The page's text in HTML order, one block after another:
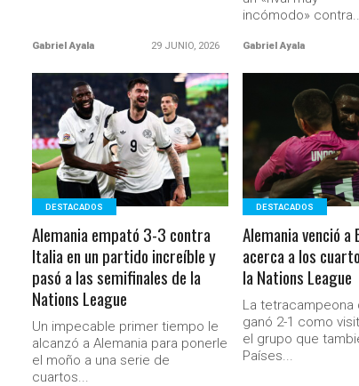
Gabriel Ayala 29 JUNIO, 2026
incómodo»
Gabriel Ayala
LEER MÁS
DESTACADOS
Alemania empató 3-3 contra
Italia en un partido increíble y
pasó a las semifinales de la
Nations League
Un impecable primer tiempo le
alcanzó a Alemania para ponerle
el moño a una serie de
cuartos...
LEER
DESTACADOS
Alemania venció a
acerca a los
la Nations League
La tetracampeona
ganó 2-1 como
el grupo que
Países...